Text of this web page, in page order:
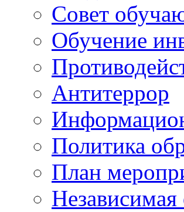
Совет
Обучение
Антитеррор
Политика
План
Независимая